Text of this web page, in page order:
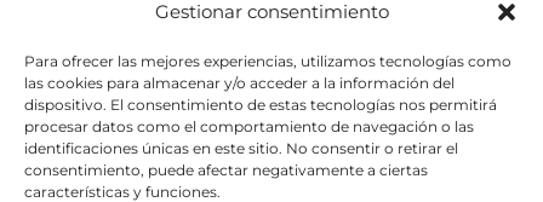
Gestionar consentimiento
Para ofrecer las mejores experiencias, utilizamos tecnologías como
las cookies para almacenar y/o acceder a la información del
dispositivo. El consentimiento de estas tecnologías nos permitirá
procesar datos como el comportamiento de navegación o las
identificaciones únicas en este sitio. No consentir o retirar el
consentimiento, puede afectar negativamente a ciertas
características y funciones.
+34917370775
VISÍTANOS EN
Calle Varsovia 27
28232 Las Rozas, Madrid
Carretera comarcal 798 – Km 2,5